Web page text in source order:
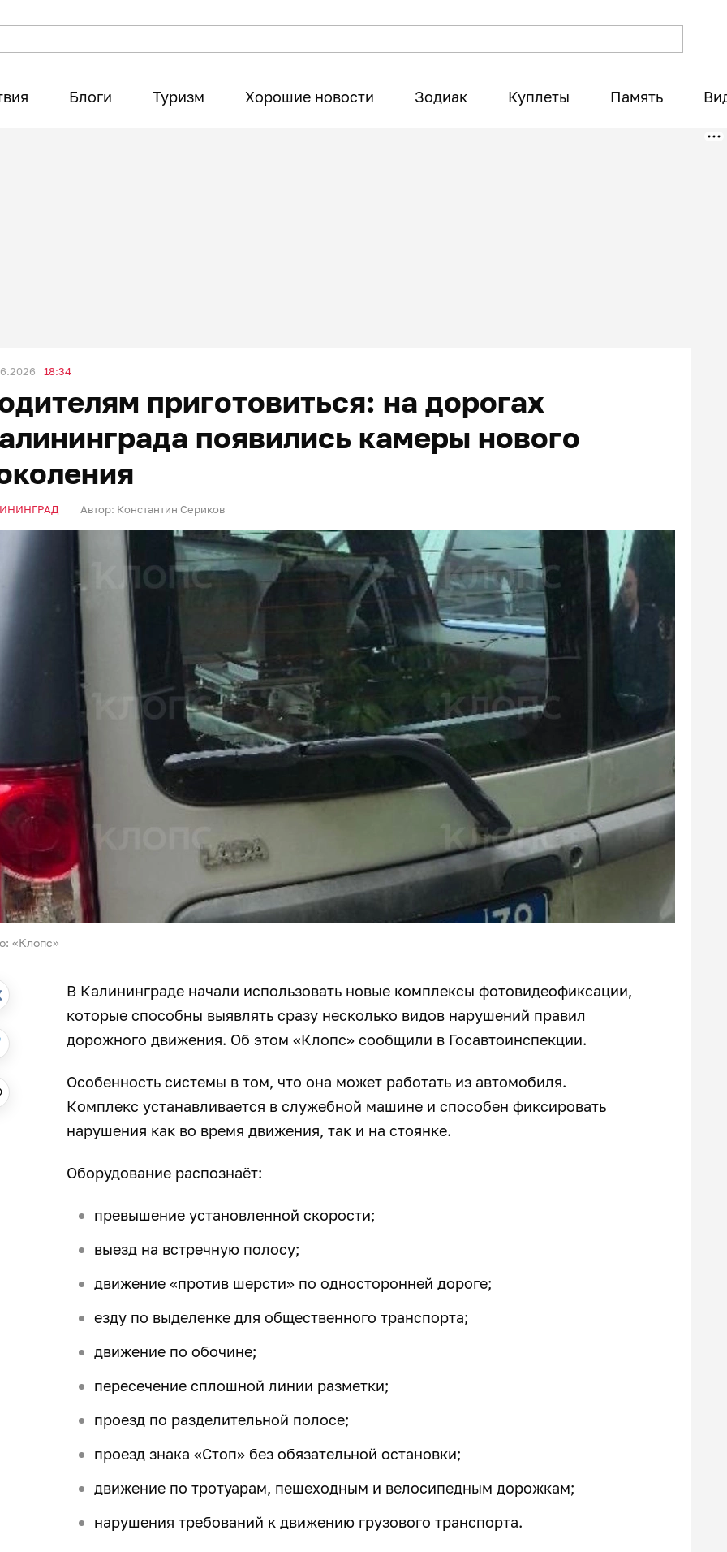
Блоги Туризм Хорошие новости Зодиак Куплеты Память
18:34
приготовиться: на дорогах
появились камеры нового
Автор: Константин Сериков
«Клопс»
В Калининграде начали использовать новые комплексы фотовидеофиксации,
которые способны выявлять сразу несколько видов нарушений правил
дорожного движения. Об этом «Клопс» сообщили в Госавтоинспекции.
Особенность системы в том, что она может работать из автомобиля.
Комплекс устанавливается в служебной машине и способен фиксировать
нарушения как во время движения, так и на стоянке.
Оборудование распознаёт:
превышение установленной скорости;
выезд на встречную полосу;
движение «против шерсти» по односторонней дороге;
езду по выделенке для общественного транспорта;
движение по обочине;
пересечение сплошной линии разметки;
проезд по разделительной полосе;
проезд знака «Стоп» без обязательной остановки;
движение по тротуарам, пешеходным и велосипедным дорожкам;
нарушения требований к движению грузового транспорта.